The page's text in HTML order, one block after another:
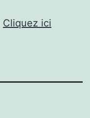
Cliquez ici